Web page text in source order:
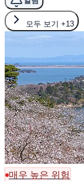
모두 보기 +13
매우 높은 위험